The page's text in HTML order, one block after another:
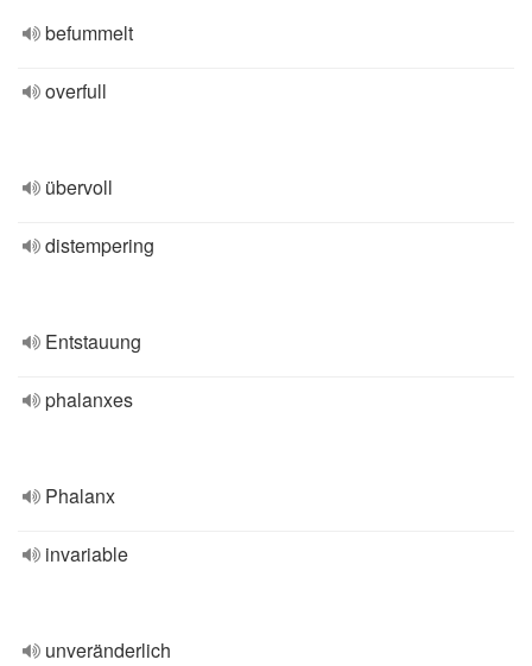
befummelt
overfull
übervoll
distempering
Entstauung
phalanxes
Phalanx
invariable
unveränderlich